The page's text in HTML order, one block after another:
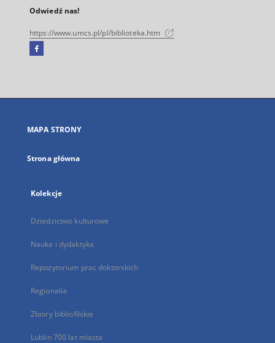
Odwiedź nas!
https://www.umcs.pl/pl/biblioteka.htm
Facebook
się
karcie
MAPA STRONY
Strona główna
Kolekcje
Dziedzictwo kulturowe
Nauka i dydaktyka
Repozytorium prac doktorskich
Regionalia
Zbiory bibliofilskie
Lublin 700 lat miasta